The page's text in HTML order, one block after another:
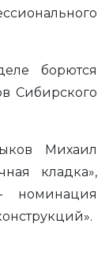
борются
Сибирского
Михаил
кладка»,
номинация